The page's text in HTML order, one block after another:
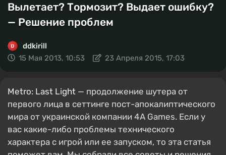
Вылетает? Тормозит? Выдает ошибку?
— Решение проблем
ddkirill
15 Мая 2013, 10:53
23 Апреля 2015, 17:03
Metro: Last Light — продолжение шутера от
первого лица в сеттинге пост-апокалиптического
мира от украинской компании 4A Games. Если у
вас какие-либо проблемы технического
характера с игрой или ее запуском, то эта статья